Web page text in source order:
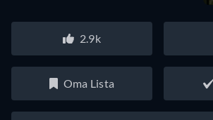
2.9k
Oma Lista